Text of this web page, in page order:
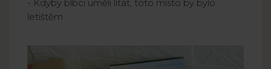
- Kdyby blbci uměli lítat, toto místo by bylo
letištěm